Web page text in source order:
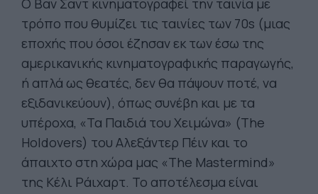
Ο Βαν Σαντ κινηματογραφεί την ταινία με
τρόπο που θυμίζει τις ταινίες των 70s (μιας
εποχής που όσοι έζησαν εκ των έσω της
αμερικανικής κινηματογραφικής παραγωγής,
ή απλά ως θεατές, δεν θα πάψουν ποτέ, να
εξιδανικεύουν), όπως συνέβη και με τα
υπέροχα, «Τα Παιδιά του Χειμώνα» (The
Holdovers) του Αλεξάντερ Πέιν και το
άπαιχτο στη χώρα μας «The Mastermind»
της Κέλι Ράιχαρτ. Το αποτέλεσμα είναι